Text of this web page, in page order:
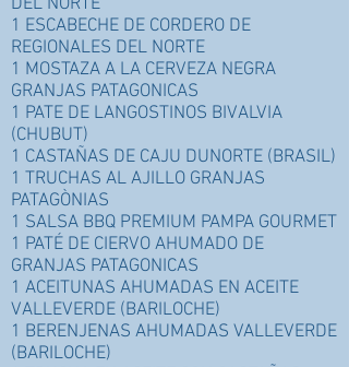
DEL NORTE
1 ESCABECHE DE CORDERO DE
REGIONALES DEL NORTE
1 MOSTAZA A LA CERVEZA NEGRA
GRANJAS PATAGONICAS
1 PATE DE LANGOSTINOS BIVALVIA
(CHUBUT)
1 CASTAÑAS DE CAJU DUNORTE (BRASIL)
1 TRUCHAS AL AJILLO GRANJAS
PATAGÒNIAS
1 SALSA BBQ PREMIUM PAMPA GOURMET
1 PATÉ DE CIERVO AHUMADO DE
GRANJAS PATAGONICAS
1 ACEITUNAS AHUMADAS EN ACEITE
VALLEVERDE (BARILOCHE)
1 BERENJENAS AHUMADAS VALLEVERDE
(BARILOCHE)